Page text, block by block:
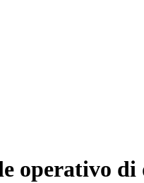
operativo di